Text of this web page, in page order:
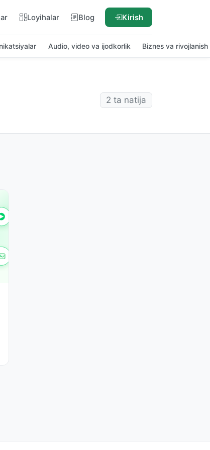
Loyihalar Blog Kirish
Audio, video va ijodkorlik Biznes va rivojlanish
2 ta natija